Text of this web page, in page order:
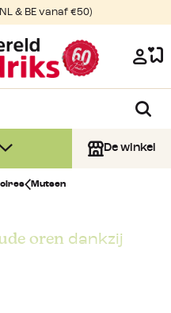
& BE vanaf €50)
De winkel
Mutsen
oren dankzij